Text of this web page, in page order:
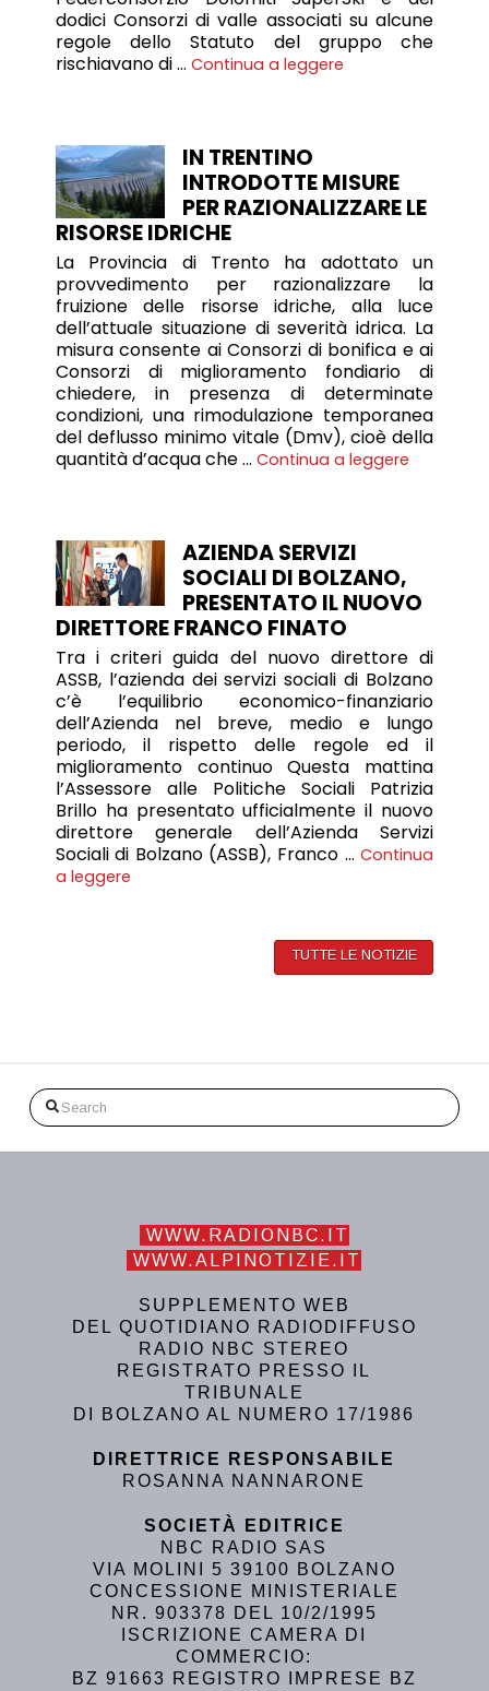
dodici Consorzi di valle associati su alcune
regole dello Statuto del gruppo che
rischiavano di … Continua a leggere
IN TRENTINO
INTRODOTTE MISURE
PER RAZIONALIZZARE LE
RISORSE IDRICHE
La Provincia di Trento ha adottato un
provvedimento per razionalizzare la
fruizione delle risorse idriche, alla luce
dell’attuale situazione di severità idrica. La
misura consente ai Consorzi di bonifica e ai
Consorzi di miglioramento fondiario di
chiedere, in presenza di determinate
condizioni, una rimodulazione temporanea
del deflusso minimo vitale (Dmv), cioè della
quantità d’acqua che … Continua a leggere
AZIENDA SERVIZI
SOCIALI DI BOLZANO,
PRESENTATO IL NUOVO
DIRETTORE FRANCO FINATO
Tra i criteri guida del nuovo direttore di
ASSB, l’azienda dei servizi sociali di Bolzano
c’è l’equilibrio economico-finanziario
dell’Azienda nel breve, medio e lungo
periodo, il rispetto delle regole ed il
miglioramento continuo Questa mattina
l’Assessore alle Politiche Sociali Patrizia
Brillo ha presentato ufficialmente il nuovo
direttore generale dell’Azienda Servizi
Sociali di Bolzano (ASSB), Franco …Continua
a leggere
TUTTE LE NOTIZIE
Search
WWW.RADIONBC.IT
WWW.ALPINOTIZIE.IT
SUPPLEMENTO WEB
DEL QUOTIDIANO RADIODIFFUSO
RADIO NBC STEREO
REGISTRATO PRESSO IL
TRIBUNALE
DI BOLZANO AL NUMERO 17/1986
DIRETTRICE RESPONSABILE
ROSANNA NANNARONE
SOCIETÀ EDITRICE
NBC RADIO SAS
VIA MOLINI 5 39100 BOLZANO
CONCESSIONE MINISTERIALE
NR. 903378 DEL 10/2/1995
ISCRIZIONE CAMERA DI
COMMERCIO:
BZ 91663 REGISTRO IMPRESE BZ